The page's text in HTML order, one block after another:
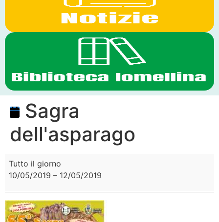
Sagra
dell'asparago
Tutto il giorno
10/05/2019 – 12/05/2019